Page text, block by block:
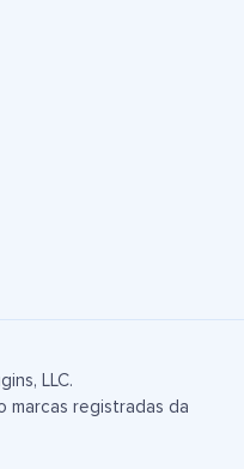
LLC.
marcas registradas da